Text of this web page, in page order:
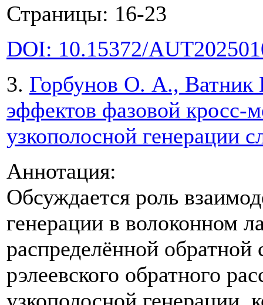
Страницы: 16-23
DOI: 10.15372/
3. Горбунов О. А.,
эффектов фазовой кросс-
узкополосной генерации
Аннотация:
Обсуждается роль
генерации в волоконном
распределённой обратной
рэлеевского обратного